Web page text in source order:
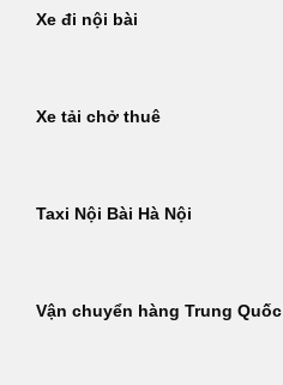
Xe đi nội bài
Xe tải chở thuê
Taxi Nội Bài Hà Nội
Vận chuyển hàng Trung Quốc